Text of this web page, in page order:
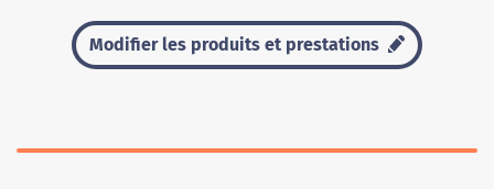
Modifier les produits et prestations